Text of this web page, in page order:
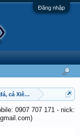
Đăng nhập
cá Xiêm) - Betta
0907 707 171 - nick: